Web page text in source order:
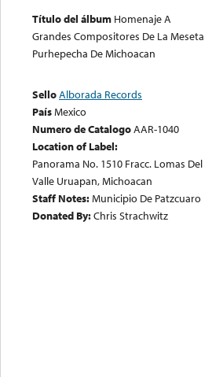
Título del álbum Homenaje A
Grandes Compositores De La Meseta
Purhepecha De Michoacan
SelloAlborada Records
PaísMexico
Numero de CatalogoAAR-1040
Location of Label:
Panorama No. 1510 Fracc. Lomas Del
Valle Uruapan, Michoacan
Staff Notes:Municipio De Patzcuaro
Donated By:Chris Strachwitz